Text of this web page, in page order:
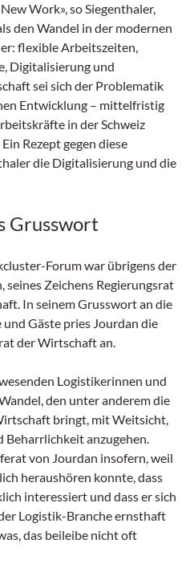
Work», so Siegenthaler,
den Wandel in der modernen
flexible Arbeitszeiten,
Digitalisierung und
sei sich der Problematik
Entwicklung – mittelfristig
in der Schweiz
Rezept gegen diese
die Digitalisierung und die
Grusswort
Forum war übrigens der
Zeichens Regierungsrat
In seinem Grusswort an die
Gäste pries Jourdan die
der Wirtschaft an.
Logistikerinnen und
den unter anderem die
bringt, mit Weitsicht,
anzugehen.
von Jourdan insofern, weil
heraushören konnte, dass
interessiert und dass er sich
Logistik-Branche ernsthaft
das beileibe nicht oft